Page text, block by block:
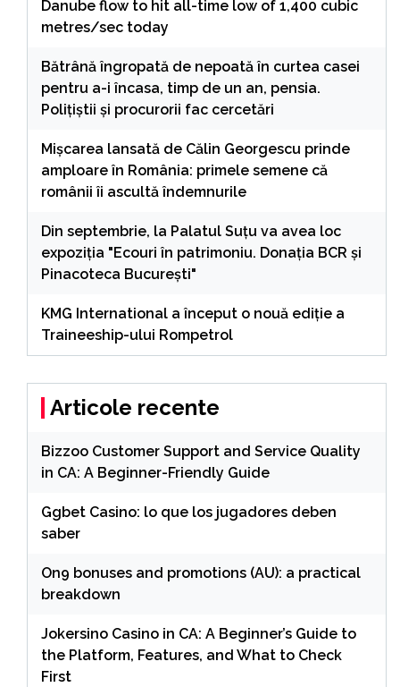
Danube flow to hit all-time low of 1,400 cubic
metres/sec today
Bătrână îngropată de nepoată în curtea casei
pentru a-i încasa, timp de un an, pensia.
Polițiștii și procurorii fac cercetări
Mișcarea lansată de Călin Georgescu prinde
amploare în România: primele semene că
românii îi ascultă îndemnurile
Din septembrie, la Palatul Suţu va avea loc
expoziţia "Ecouri în patrimoniu. Donaţia BCR şi
Pinacoteca Bucureşti"
KMG International a început o nouă ediție a
Traineeship-ului Rompetrol
Articole recente
Bizzoo Customer Support and Service Quality
in CA: A Beginner-Friendly Guide
Ggbet Casino: lo que los jugadores deben
saber
On9 bonuses and promotions (AU): a practical
breakdown
Jokersino Casino in CA: A Beginner’s Guide to
the Platform, Features, and What to Check
First